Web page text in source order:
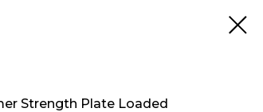
Strength Plate Loaded